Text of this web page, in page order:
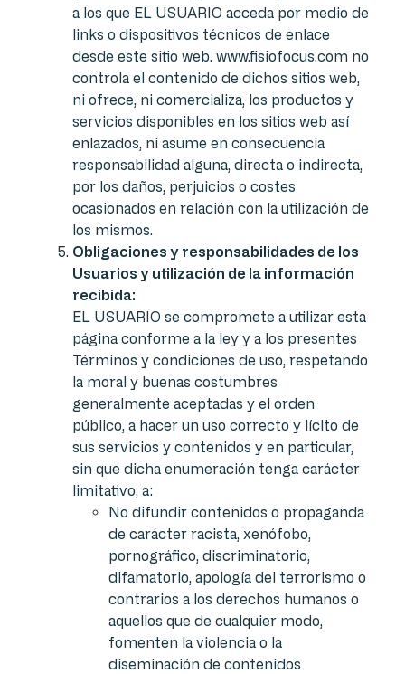
a los que EL USUARIO acceda por medio de
links o dispositivos técnicos de enlace
desde este sitio web. www.fisiofocus.com no
controla el contenido de dichos sitios web,
ni ofrece, ni comercializa, los productos y
servicios disponibles en los sitios web así
enlazados, ni asume en consecuencia
responsabilidad alguna, directa o indirecta,
por los daños, perjuicios o costes
ocasionados en relación con la utilización de
los mismos.
Obligaciones y responsabilidades de los
Usuarios y utilización de la información
recibida:
EL USUARIO se compromete a utilizar esta
página conforme a la ley y a los presentes
Términos y condiciones de uso, respetando
la moral y buenas costumbres
generalmente aceptadas y el orden
público, a hacer un uso correcto y lícito de
sus servicios y contenidos y en particular,
sin que dicha enumeración tenga carácter
limitativo, a:
No difundir contenidos o propaganda
de carácter racista, xenófobo,
pornográfico, discriminatorio,
difamatorio, apología del terrorismo o
contrarios a los derechos humanos o
aquellos que de cualquier modo,
fomenten la violencia o la
diseminación de contenidos